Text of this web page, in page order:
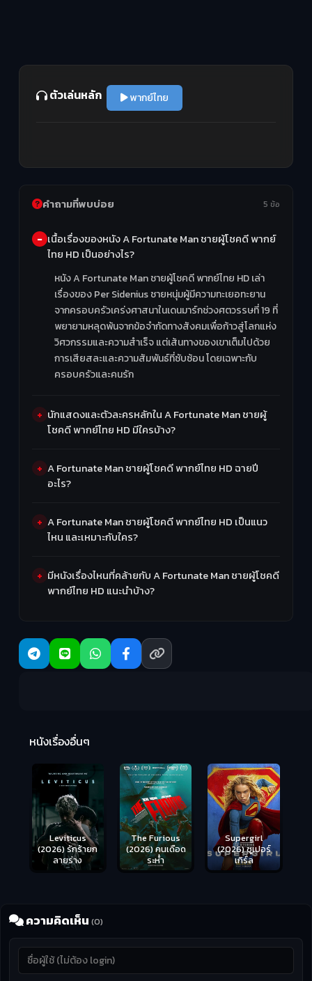
ตัวเล่นหลัก พากย์ไทย
คำถามที่พบบ่อย 5 ข้อ
เนื้อเรื่องของหนัง A Fortunate Man ชายผู้โชคดี พากย์
ไทย HD เป็นอย่างไร?
หนัง A Fortunate Man ชายผู้โชคดี พากย์ไทย HD เล่า
เรื่องของ Per Sidenius ชายหนุ่มผู้มีความทะเยอทะยาน
จากครอบครัวเคร่งศาสนาในเดนมาร์กช่วงศตวรรษที่ 19 ที่
พยายามหลุดพ้นจากข้อจำกัดทางสังคมเพื่อก้าวสู่โลกแห่ง
วิศวกรรมและความสำเร็จ แต่เส้นทางของเขาเต็มไปด้วย
การเสียสละและความสัมพันธ์ที่ซับซ้อน โดยเฉพาะกับ
ครอบครัวและคนรัก
นักแสดงและตัวละครหลักใน A Fortunate Man ชายผู้
โชคดี พากย์ไทย HD มีใครบ้าง?
A Fortunate Man ชายผู้โชคดี พากย์ไทย HD ฉายปี
อะไร?
A Fortunate Man ชายผู้โชคดี พากย์ไทย HD เป็นแนว
ไหน และเหมาะกับใคร?
มีหนังเรื่องไหนที่คล้ายกับ A Fortunate Man ชายผู้โชคดี
พากย์ไทย HD แนะนำบ้าง?
หนังเรื่องอื่นๆ
Leviticus
(2026) รักร้ายก
ลายร่าง
The Furious
(2026) คนเดือด
ระห่ำ
Supergirl
(2026) ซูเปอร์
เกิร์ล
ความคิดเห็น (0)